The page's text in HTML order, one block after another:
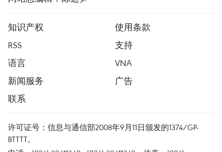
知识产权
使用条款
RSS
支持
语言
VNA
新闻服务
广告
联系
许可证号：信息与通信部2008年9月11日颁发的1374/GP-
BTTTT。